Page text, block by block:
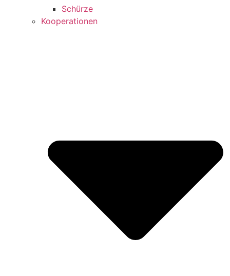
Schürze
Kooperationen